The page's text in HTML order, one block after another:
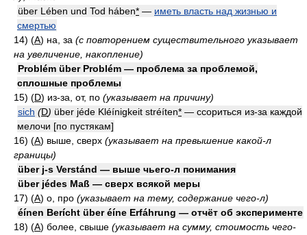
über Lében und Tod háben* — иметь власть над жизнью и
смертью
14) (A) на, за (с повторением существительного указывает
на увеличение, накопление)
Problém über Problém — проблема за проблемой,
сплошные проблемы
15) (D) из-за, от, по (указывает на причину)
sich (D) über jéde Kléínigkeit stréíten* — ссориться из-за каждой
мелочи [по пустякам]
16) (A) выше, сверх (указывает на превышение какой-л
границы)
über j-s Verstánd — выше чьего-л понимания
über jédes Maß — сверх всякой меры
17) (A) о, про (указывает на тему, содержание чего-л)
éínen Berícht über éíne Erfáhrung — отчёт об эксперименте
18) (A) более, свыше (указывает на сумму, стоимость чего-